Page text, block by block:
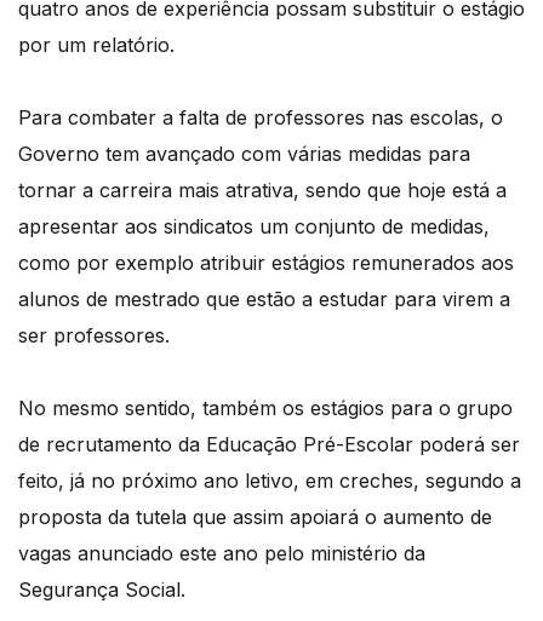
quatro anos de experiência possam substituir o estágio
por um relatório.
Para combater a falta de professores nas escolas, o
Governo tem avançado com várias medidas para
tornar a carreira mais atrativa, sendo que hoje está a
apresentar aos sindicatos um conjunto de medidas,
como por exemplo atribuir estágios remunerados aos
alunos de mestrado que estão a estudar para virem a
ser professores.
No mesmo sentido, também os estágios para o grupo
de recrutamento da Educação Pré-Escolar poderá ser
feito, já no próximo ano letivo, em creches, segundo a
proposta da tutela que assim apoiará o aumento de
vagas anunciado este ano pelo ministério da
Segurança Social.